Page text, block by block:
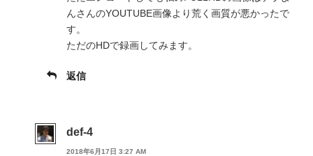
んさんのYOUTUBE画像より荒く画質が悪かったで
す。
ただのHDで録画してみます。
返信
def-4
2018年6月17日 3:27 AM